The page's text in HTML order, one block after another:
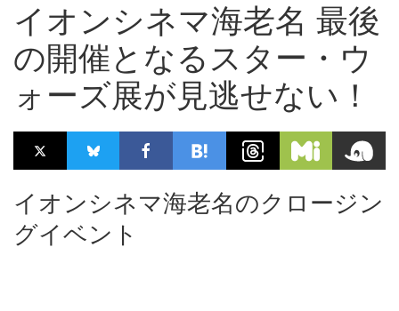
イオンシネマ海老名 最後
の開催となるスター・ウ
ォーズ展が見逃せない！
イオンシネマ海老名のクロージン
グイベント